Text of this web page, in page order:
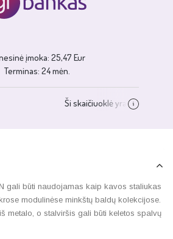
gali būti naudojamas kaip kavos staliukas
modulinėse minkštų baldų kolekcijose.
metalo, o stalviršis gali būti keletos spalvų